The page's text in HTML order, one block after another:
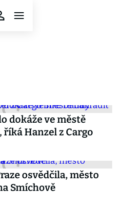
dokáže ve městě
Hanzel z Cargo
osvědčila, město
Smíchově